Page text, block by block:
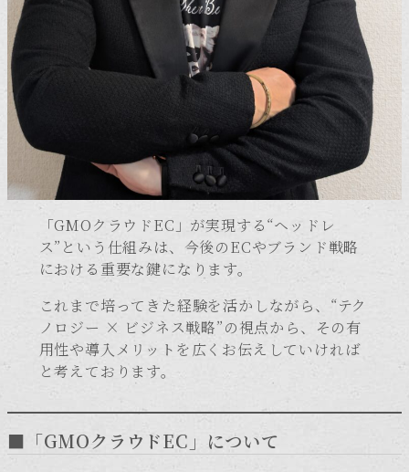
「GMOクラウドEC」が実現する“ヘッドレ
ス”という仕組みは、今後のECやブランド戦略
における重要な鍵になります。
これまで培ってきた経験を活かしながら、“テク
ノロジー × ビジネス戦略”の視点から、その有
用性や導入メリットを広くお伝えしていければ
と考えております。
■「GMOクラウドEC」について